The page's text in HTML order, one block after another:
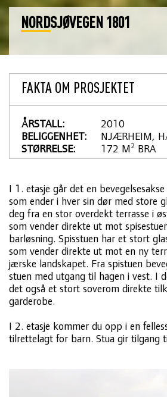
NORDSJØVEGEN 1801
FAKTA OM PROSJEKTET
ÅRSTALL:
2010
BELIGGENHET:
NJÆRHEIM,
STØRRELSE:
172 M2 BRA
I 1. etasje går det en
som ender i hver sin dør med store
deg fra en stor overdekt terrasse i
som vender direkte ut mot
barløsning. Spisstuen har et stort
som vender direkte ut mot en ny
jærske landskapet. Fra spistuen
stuen med utgang til hagen i vest. I
det også et stort soverom direkte
garderobe.
I 2. etasje kommer du opp i en
tilrettelagt for barn. Stua gir tilgang